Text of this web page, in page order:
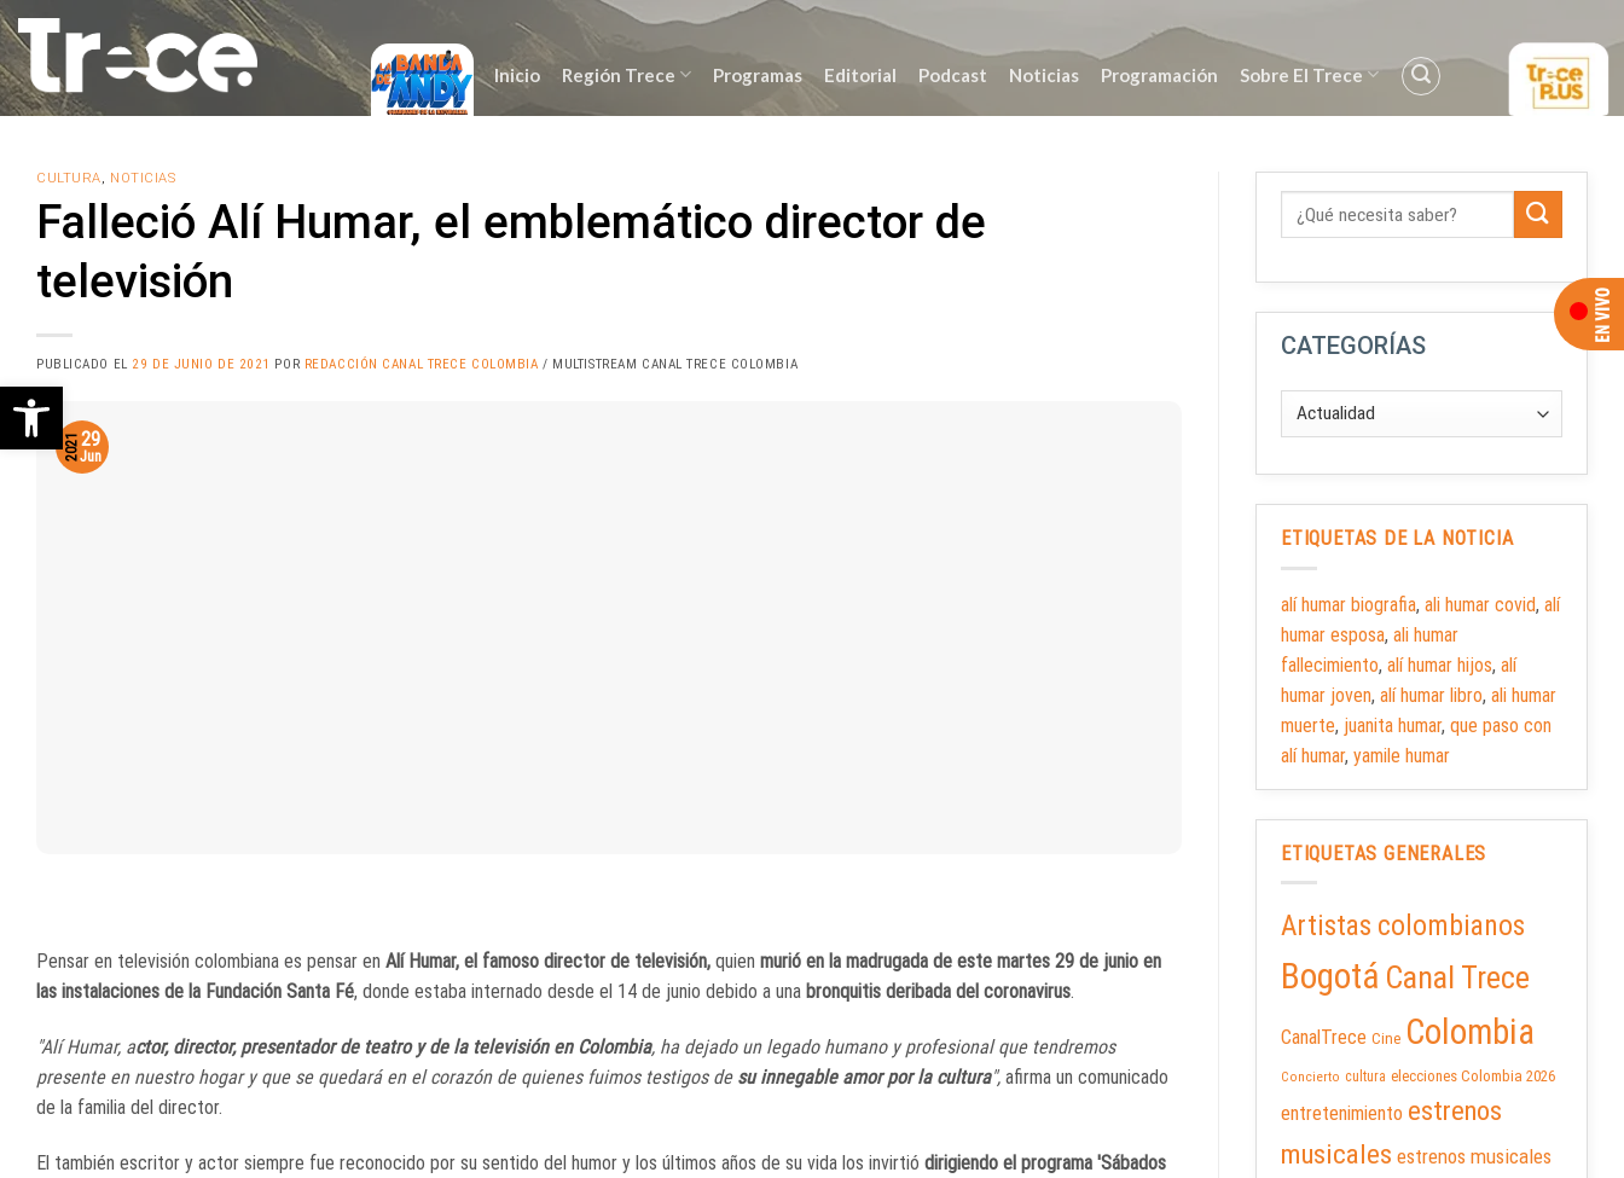
Saltar
al
contenido
Inicio Región Trece Programas Editorial Podcast Noticias Programación Sobre El Trece
CULTURA, NOTICIAS
Falleció Alí Humar, el emblemático director de
televisión
PUBLICADO EL 29 DE JUNIO DE 2021 POR REDACCIÓN CANAL TRECE COLOMBIA / MULTISTREAM CANAL TRECE COLOMBIA
29
Jun
2021
Pensar en televisión colombiana es pensar en Alí Humar, el famoso director de televisión, quien murió en la madrugada de este martes 29 de junio en
las instalaciones de la Fundación Santa Fé, donde estaba internado desde el 14 de junio debido a una bronquitis deribada del coronavirus.
"Alí Humar, actor, director, presentador de teatro y de la televisión en Colombia, ha dejado un legado humano y profesional que tendremos
presente en nuestro hogar y que se quedará en el corazón de quienes fuimos testigos de su innegable amor por la cultura", afirma un comunicado
de la familia del director.
El también escritor y actor siempre fue reconocido por su sentido del humor y los últimos años de su vida los invirtió dirigiendo el programa 'Sábados
CATEGORÍAS
ETIQUETAS DE LA NOTICIA
alí humar biografia, ali humar covid, alí
humar esposa, ali humar
fallecimiento, alí humar hijos, alí
humar joven, alí humar libro, ali humar
muerte, juanita humar, que paso con
alí humar, yamile humar
ETIQUETAS GENERALES
Artistas colombianos
Bogotá Canal Trece
CanalTrece Cine Colombia
Concierto cultura elecciones Colombia 2026
entretenimiento estrenos
musicales estrenos musicales
Abrir barra de herramientas